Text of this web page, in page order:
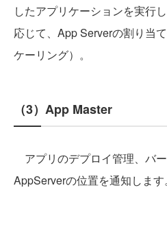
したアプリケーションを実行
応じて、App Serverの割り当
ケーリング）。
（3）App Master
アプリのデプロイ管理、バ
AppServerの位置を通知します。